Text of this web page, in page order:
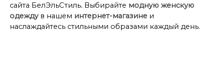
сайта БелЭльСтиль. Выбирайте модную женскую
одеждув нашем интернет-магазине и
наслаждайтесь стильными образами каждый день.